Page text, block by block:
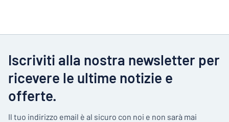
Iscriviti alla nostra newsletter per
ricevere le ultime notizie e
offerte.
Il tuo indirizzo email è al sicuro con noi e non sarà mai